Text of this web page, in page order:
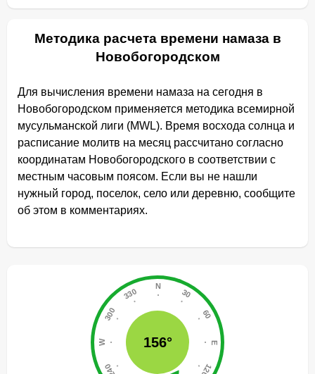
Методика расчета времени намаза в
Новобогородском
Для вычисления времени намаза на сегодня в
Новобогородском применяется методика всемирной
мусульманской лиги (MWL). Время восхода солнца и
расписание молитв на месяц рассчитано согласно
координатам Новобогородского в соответствии с
местным часовым поясом. Если вы не нашли
нужный город, поселок, село или деревню, сообщите
об этом в комментариях.
156°